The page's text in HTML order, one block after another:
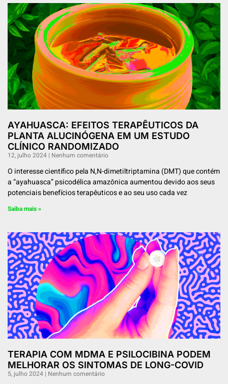
AYAHUASCA: EFEITOS TERAPÊUTICOS DA
PLANTA ALUCINÓGENA EM UM ESTUDO
CLÍNICO RANDOMIZADO
12, julho 2024 Nenhum comentário
O interesse científico pela N,N-dimetiltriptamina (DMT) que contém
a “ayahuasca” psicodélica amazônica aumentou devido aos seus
potenciais benefícios terapêuticos e ao seu uso cada vez
Saiba mais »
TERAPIA COM MDMA E PSILOCIBINA PODEM
MELHORAR OS SINTOMAS DE LONG-COVID
5, julho 2024 Nenhum comentário